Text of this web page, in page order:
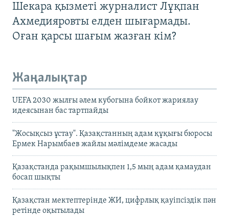
Шекара қызметі журналист Лұқпан
Ахмедияровты елден шығармады.
Оған қарсы шағым жазған кім?
Жаңалықтар
UEFA 2030 жылғы әлем кубогына бойкот жариялау
идеясынан бас тартпайды
"Жосықсыз ұстау". Қазақстанның адам құқығы бюросы
Ермек Нарымбаев жайлы мәлімдеме жасады
Қазақстанда рақымшылықпен 1,5 мың адам қамаудан
босап шықты
Қазақстан мектептерінде ЖИ, цифрлық қауіпсіздік пән
ретінде оқытылады